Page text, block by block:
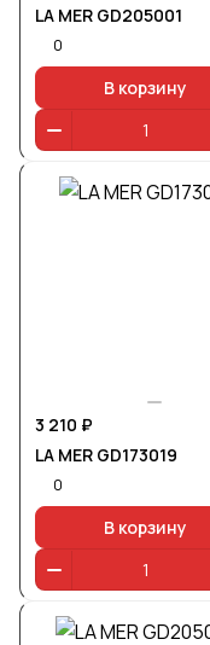
LA MER GD205001
0
В корзину
3 210 ₽
LA MER GD173019
0
В корзину